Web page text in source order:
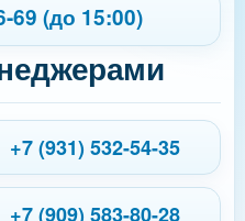
69 (до 15:00)
+7 (931) 532-54-35
+7 (909) 583-80-28